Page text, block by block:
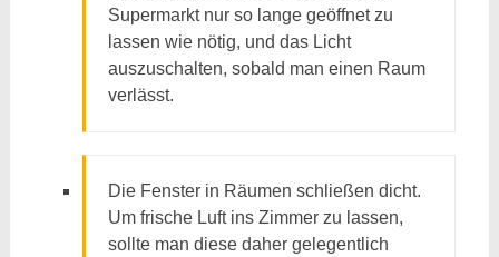
Supermarkt nur so lange geöffnet zu
lassen wie nötig, und das Licht
auszuschalten, sobald man einen Raum
verlässt.
Die Fenster in Räumen schließen dicht.
Um frische Luft ins Zimmer zu lassen,
sollte man diese daher gelegentlich